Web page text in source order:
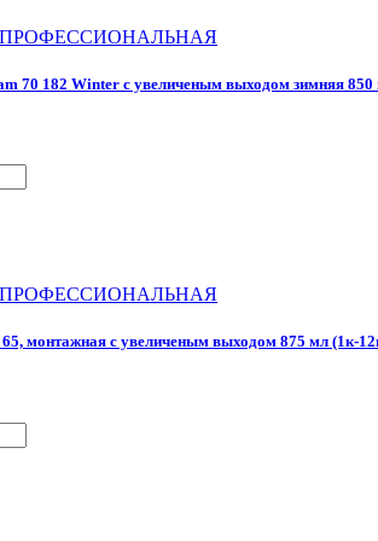
70 182 Winter с увеличеным выходом зимняя
монтажная с увеличеным выходом 875 мл (1к-